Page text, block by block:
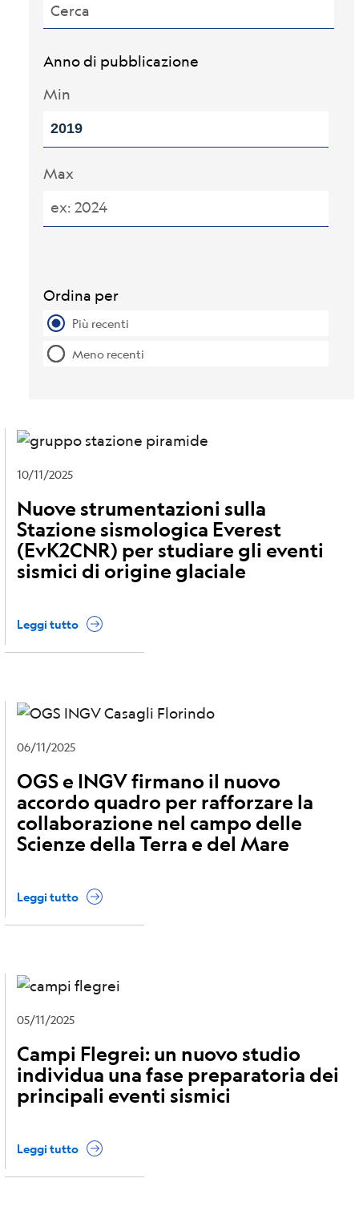
10/11/2025
Nuove strumentazioni sulla
Stazione sismologica Everest
(EvK2CNR) per studiare gli eventi
sismici di origine glaciale
Leggi tutto
06/11/2025
OGS e INGV firmano il nuovo
accordo quadro per rafforzare la
collaborazione nel campo delle
Scienze della Terra e del Mare
Leggi tutto
05/11/2025
Campi Flegrei: un nuovo studio
individua una fase preparatoria dei
principali eventi sismici
Leggi tutto
Cerca
Anno di pubblicazione
Min
Max
Ordina per
Più recenti
Meno recenti